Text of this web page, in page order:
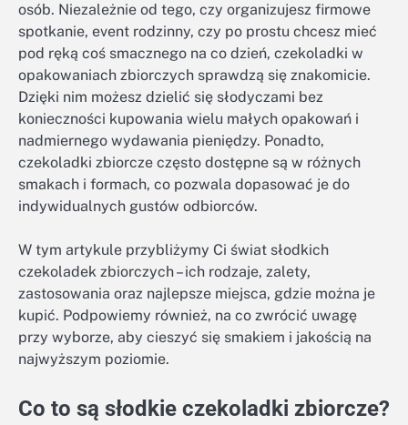
osób. Niezależnie od tego, czy organizujesz firmowe
spotkanie, event rodzinny, czy po prostu chcesz mieć
pod ręką coś smacznego na co dzień, czekoladki w
opakowaniach zbiorczych sprawdzą się znakomicie.
Dzięki nim możesz dzielić się słodyczami bez
konieczności kupowania wielu małych opakowań i
nadmiernego wydawania pieniędzy. Ponadto,
czekoladki zbiorcze często dostępne są w różnych
smakach i formach, co pozwala dopasować je do
indywidualnych gustów odbiorców.
W tym artykule przybliżymy Ci świat słodkich
czekoladek zbiorczych – ich rodzaje, zalety,
zastosowania oraz najlepsze miejsca, gdzie można je
kupić. Podpowiemy również, na co zwrócić uwagę
przy wyborze, aby cieszyć się smakiem i jakością na
najwyższym poziomie.
Co to są słodkie czekoladki zbiorcze?